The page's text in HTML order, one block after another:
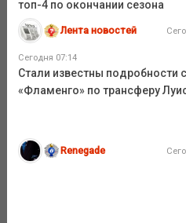
топ-4 по окончании сезона
Лента новостей
Сегодня 07:14
Стали известны подробности
«Фламенго» по трансферу
Renegade